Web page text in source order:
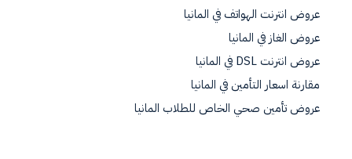
عروض انترنت الهواتف في المانيا
عروض الغاز في المانيا
عروض انترنت DSL في المانيا
مقارنة اسعار التأمين في المانيا
عروض تأمين صحي الخاص للطلاب المانيا